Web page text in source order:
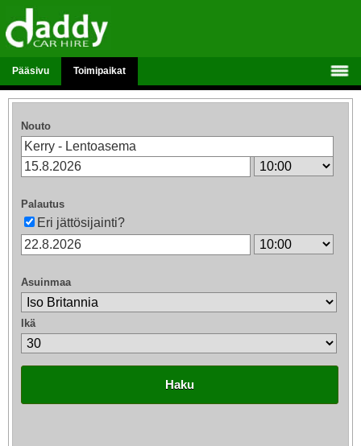
Pääsivu Toimipaikat
Nouto
Palautus
Eri jättösijainti?
Asuinmaa
Ikä
Haku